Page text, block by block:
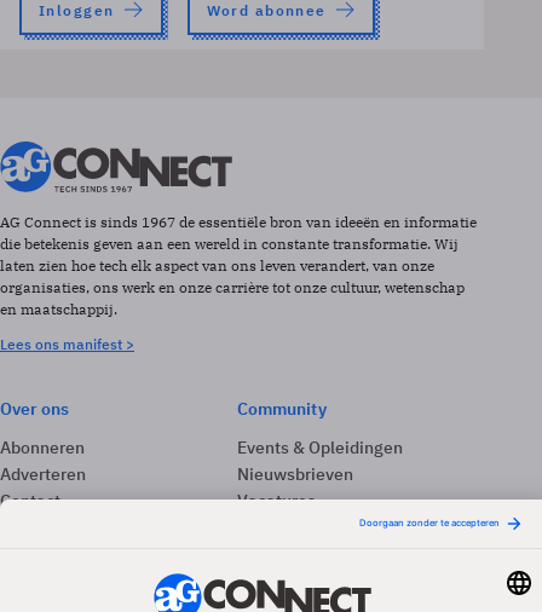
Inloggen Word abonnee
AG Connect is sinds 1967 de essentiële bron van ideeën en informatie
die betekenis geven aan een wereld in constante transformatie. Wij
laten zien hoe tech elk aspect van ons leven verandert, van onze
organisaties, ons werk en onze carrière tot onze cultuur, wetenschap
en maatschappij.
Lees ons manifest >
Over ons
Abonneren
Adverteren
Contact
Community
Events & Opleidingen
Nieuwsbrieven
Vacatures